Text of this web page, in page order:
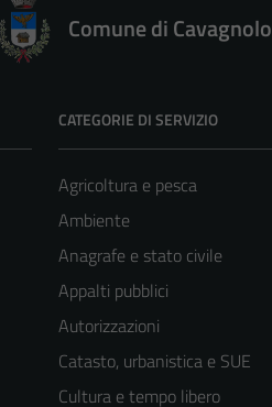
Comune di Cavagnolo
CATEGORIE DI SERVIZIO
Agricoltura e pesca
Ambiente
Anagrafe e stato civile
Appalti pubblici
Autorizzazioni
Catasto, urbanistica e SUE
Cultura e tempo libero